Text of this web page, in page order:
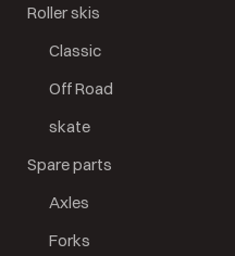
Roller skis
Classic
Off Road
skate
Spare parts
Axles
Forks